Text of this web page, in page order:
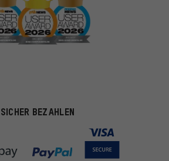
SICHER BEZAHLEN